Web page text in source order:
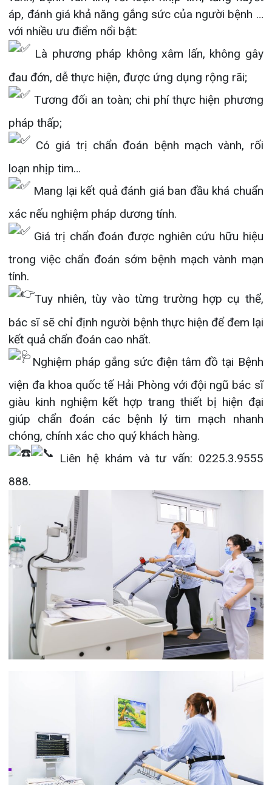
Khoa Cơ xương khớp – Thận tiết niệu – Dị
ứng miễn dịch
Khoa Tiêu hóa
Khoa Ung Bướu
Khoa Thần kinh – Đột quỵ
Khoa Thận nhân tạo
pháp thấp;
Có giá trị chẩn đoán bệnh mạch vành, rối
loạn nhịp tim…
Mang lại kết quả đánh giá ban đầu khá chuẩn
xác nếu nghiệm pháp dương tính.
Giá trị chẩn đoán được nghiên cứu hữu hiệu
trong việc chẩn đoán sớm bệnh mạch vành mạn
tính.
Tuy nhiên, tùy vào từng trường hợp cụ thể,
bác sĩ sẽ chỉ định người bệnh thực hiện để đem lại
kết quả chẩn đoán cao nhất.
Nghiệm pháp gắng sức điện tâm đồ tại Bệnh
viện đa khoa quốc tế Hải Phòng với đội ngũ bác sĩ
giàu kinh nghiệm kết hợp trang thiết bị hiện đại
giúp chẩn đoán các bệnh lý tim mạch nhanh
chóng, chính xác cho quý khách hàng.
Tin mới nhất
THÔNG BÁO THAY ĐỔI GIỜ LÀM
TRẢI NGHIỆM Y TẾ CHUẨN QUỐC
TẾ CHẠM ĐẾN TRÁI TI...
BỆNH VIỆN ĐA KHOA QUỐC TẾ